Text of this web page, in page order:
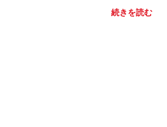
続きを読む